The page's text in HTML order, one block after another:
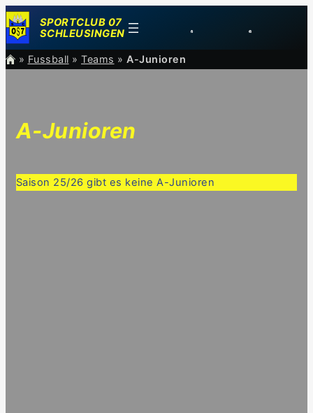
Zum
Inhalt
springen
SPORTCLUB 07
SCHLEUSINGEN
» Fussball » Teams » A-Junioren
A-Junioren
Saison 25/26 gibt es keine A-Junioren